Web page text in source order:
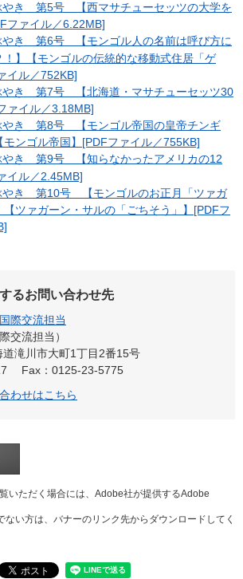
やき 第5号 【西マサチューセッツの大学を
ファイル／6.22MB]
やき 第6号 【モンゴル人の名前は呼び方に
！】【モンゴルの伝統的な移動式住居「ゲ
イル／752KB]
やき 第7号 【北海道・マサチューセッツ30
ァイル／3.18MB]
やき 第8号 【モンゴル帝国の皇帝チンギ
モンゴル帝国】[PDFファイル／755KB]
やき 第9号 【知らなかったアメリカの12
イル／2.45MB]
やき 第10号 【モンゴルのお正月「ツァガ
【ツァガーン・サルの「ごちそう」】[PDFフ
るお問い合わせ先
際交流担当
交流担当
道滝川市大町1丁目2番15号
Fax：0125-23-5775
わせはこちら
いただく場合には、Adobe社が提供するAdobe
い方は、バナーのリンク先からダウンロードしてく